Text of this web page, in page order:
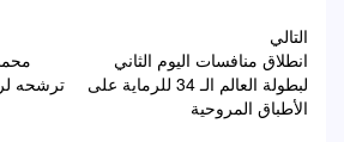
تصفّح
المقالات
ترشحه
التالي
انطلاق منافسات اليوم الثاني
لبطولة العالم الـ 34 للرماية على
الأطباق المروحية